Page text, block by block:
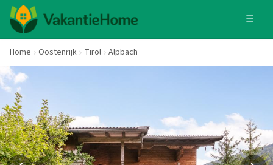
☰
Home Oostenrijk Tirol Alpbach